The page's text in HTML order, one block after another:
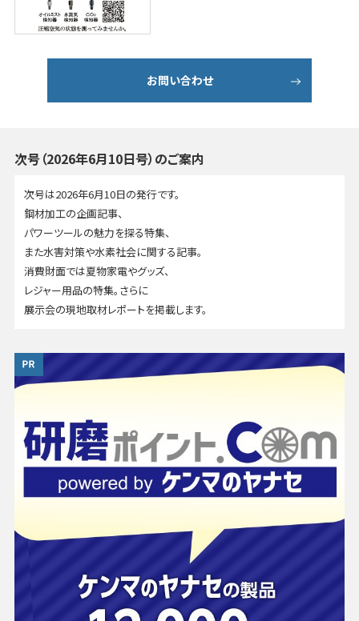
お問い合わせ
次号（2026年6月10日号）のご案内
次号は2026年6月10日の発行です。
鋼材加工の企画記事、
パワーツールの魅力を探る特集、
また水害対策や水素社会に関する記事。
消費財面では夏物家電やグッズ、
レジャー用品の特集。さらに
展示会の現地取材レポートを掲載します。